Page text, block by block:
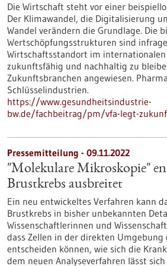
Die Wirtschaft steht vor einer
Der Klimawandel, die Digitalisierung
Wandel verändern die Grundlage. Die
Wertschöpfungsstrukturen sind
Wirtschaftsstandort im
zukunftsfähig und nachhaltig zu
Zukunftsbranchen angewiesen.
Schlüsselindustrien.
https://www.gesundheitsindustrie-
bw.de/fachbeitrag/pm/vfa-legt-
Pressemitteilung - 09.11.2022
"Molekulare Mikroskopie"
Brustkrebs ausbreitet
Ein neu entwickeltes Verfahren kann
Brustkrebs in bisher unbekannten
Wissenschaftlerinnen und
dass Zellen in der direkten Umgebung
entscheiden können, wie sich die
dem neuen Analyseverfahren lässt